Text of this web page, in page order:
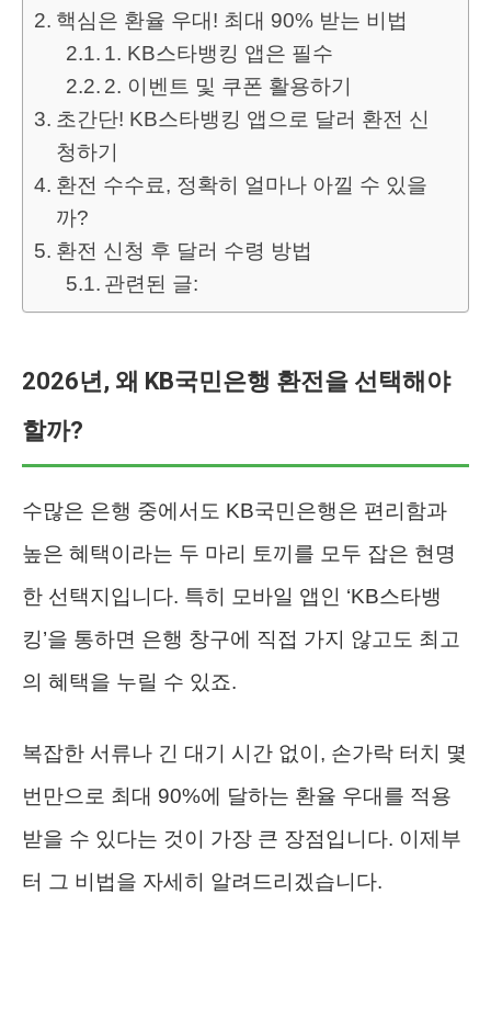
핵심은 환율 우대! 최대 90% 받는 비법
1. KB스타뱅킹 앱은 필수
2. 이벤트 및 쿠폰 활용하기
초간단! KB스타뱅킹 앱으로 달러 환전 신
청하기
환전 수수료, 정확히 얼마나 아낄 수 있을
까?
환전 신청 후 달러 수령 방법
관련된 글:
2026년, 왜 KB국민은행 환전을 선택해야
할까?
수많은 은행 중에서도 KB국민은행은 편리함과
높은 혜택이라는 두 마리 토끼를 모두 잡은 현명
한 선택지입니다. 특히 모바일 앱인 ‘KB스타뱅
킹’을 통하면 은행 창구에 직접 가지 않고도 최고
의 혜택을 누릴 수 있죠.
복잡한 서류나 긴 대기 시간 없이, 손가락 터치 몇
번만으로 최대 90%에 달하는 환율 우대를 적용
받을 수 있다는 것이 가장 큰 장점입니다. 이제부
터 그 비법을 자세히 알려드리겠습니다.